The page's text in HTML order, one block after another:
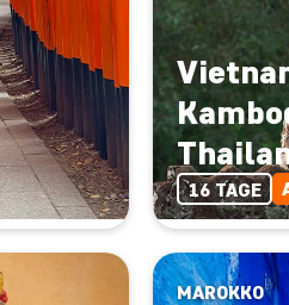
16 TAGE
MAROKKO